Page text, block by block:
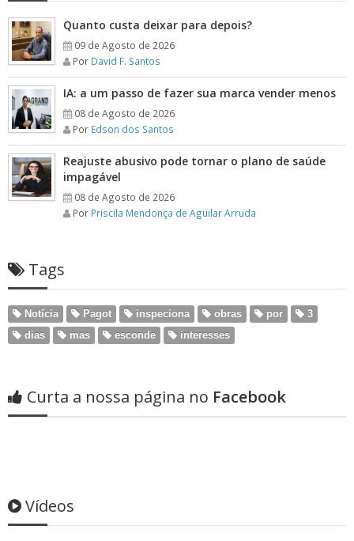
Quanto custa deixar para depois?
09 de Agosto de 2026
Por David F. Santos
IA: a um passo de fazer sua marca vender menos
08 de Agosto de 2026
Por Edson dos Santos
Reajuste abusivo pode tornar o plano de saúde
impagável
08 de Agosto de 2026
Por Priscila Mendonça de Aguilar Arruda
Tags
Notícia Pagot inspeciona obras por
3
dias
mas esconde interesses
Curta a nossa página no Facebook
Vídeos